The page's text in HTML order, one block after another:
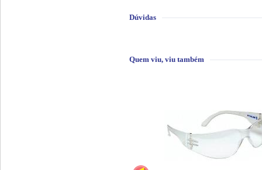
Dúvidas
Quem viu, viu também